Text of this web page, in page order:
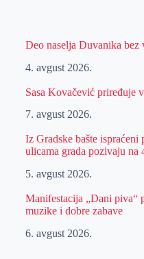
Deo naselja Duvanika bez
4. avgust 2026.
Sasa Kovačević priređuje
7. avgust 2026.
Iz Gradske bašte
ulicama grada pozivaju na
5. avgust 2026.
Manifestacija „Dani piva“
muzike i dobre zabave
6. avgust 2026.